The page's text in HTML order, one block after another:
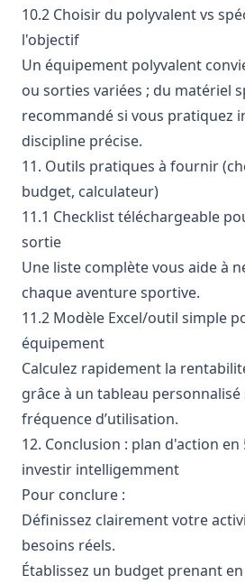
10.2 Choisir du polyvalent vs
l'objectif
Un équipement polyvalent
ou sorties variées ; du matériel
recommandé si vous pratiquez
discipline précise.
11. Outils pratiques à fournir
budget, calculateur)
11.1 Checklist téléchargeable
sortie
Une liste complète vous aide à
chaque aventure sportive.
11.2 Modèle Excel/outil simple
équipement
Calculez rapidement la
grâce à un tableau
fréquence d’utilisation.
12. Conclusion : plan d'action
investir intelligemment
Pour conclure :
Définissez clairement votre
besoins réels.
Établissez un budget prenant